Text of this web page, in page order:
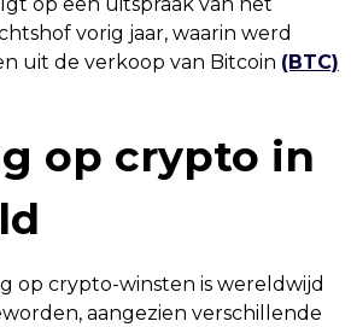
vorig jaar, waarin werd
uit de verkoop van Bitcoin (BTC)
op crypto in
op crypto-winsten is wereldwijd
aangezien verschillende